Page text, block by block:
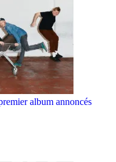
album annoncés